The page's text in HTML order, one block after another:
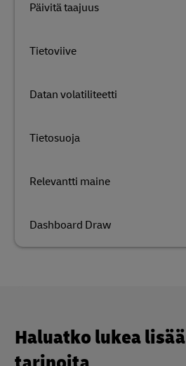
Päivitä taajuus
Tietoviive
Datan volatiliteetti
Tietosuoja
Relevantti maine
Dashboard Draw
Haluatko lukea lisää